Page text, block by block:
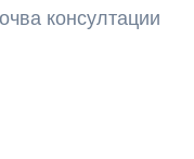
консултации